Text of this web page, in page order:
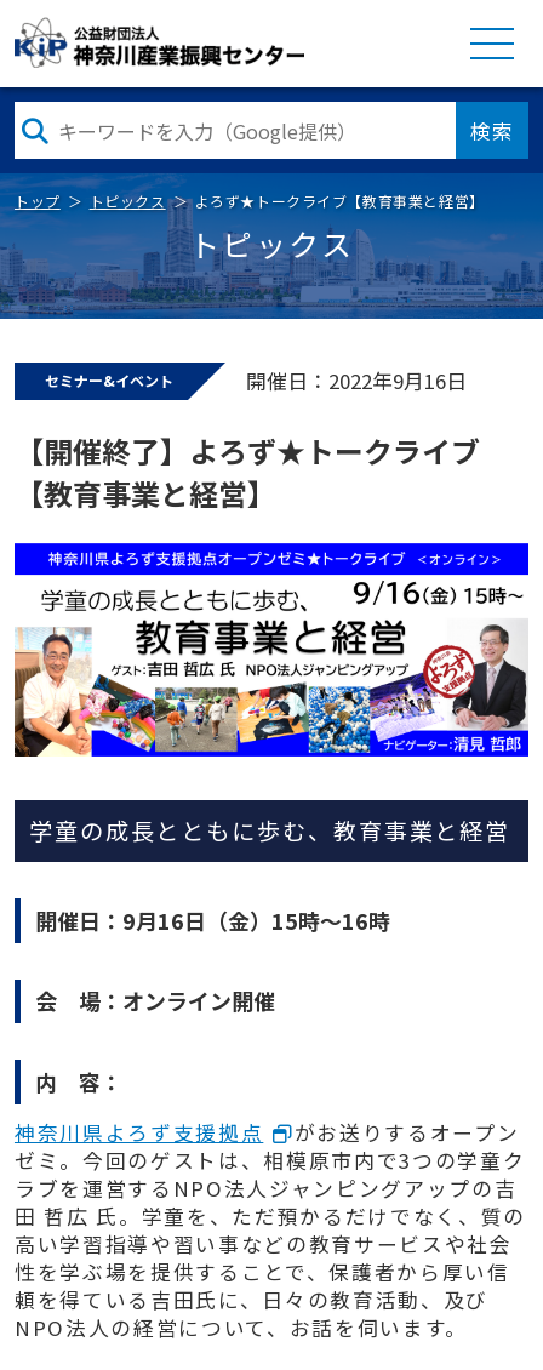
検索
トップ トピックス よろず★トークライブ【教育事業と経営】
トピックス
セミナー&イベント 開催日：2022年9月16日
【開催終了】よろず★トークライブ
【教育事業と経営】
学童の成長とともに歩む、教育事業と経営
開催日：9月16日（金）15時～16時
会 場：オンライン開催
内 容：
神奈川県よろず支援拠点
がお送りするオープン
ゼミ。今回のゲストは、相模原市内で3つの学童ク
ラブを運営する NPO法人ジャンピングアップの吉
田 哲広 氏。 学童を、ただ預かるだけでなく、質の
高い学習指導や習い事などの教育サービスや社会
性を学ぶ場を提供することで、保護者から厚い信
頼を得ている吉田氏に、日々の教育活動、及び
NPO法人の経営について、お話を伺います。